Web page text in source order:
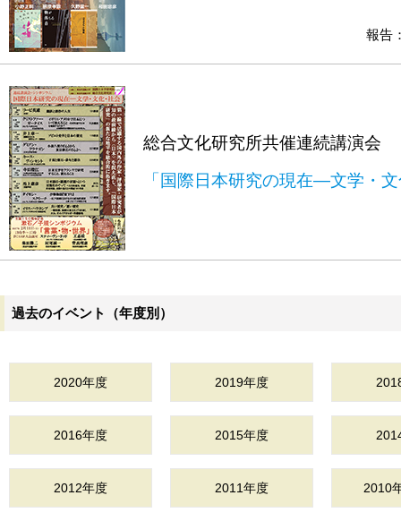
報告
総合文化研究所共催連続講演会
「国際日本研究の現在―文学・
過去のイベント（年度別）
2020年度 2019年度
2016年度 2015年度
2012年度 2011年度 2010